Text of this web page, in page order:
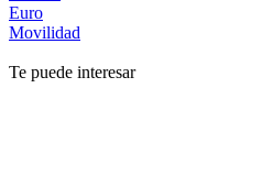
Euro
Movilidad
Te puede interesar